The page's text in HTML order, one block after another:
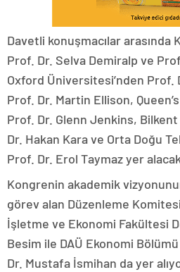
Davetli konuşmacılar arasında
Prof. Dr. Selva Demiralp ve
Oxford Üniversitesi’nden Prof.
Prof. Dr. Martin Ellison,
Prof. Dr. Glenn Jenkins,
Dr. Hakan Kara ve Orta Doğu
Prof. Dr. Erol Taymaz yer alacak.
Kongrenin akademik
görev alan Düzenleme
İşletme ve Ekonomi Fakültesi
Besim ile DAÜ Ekonomi
Dr. Mustafa İsmihan da yer